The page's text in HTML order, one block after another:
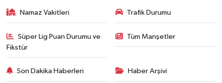
Namaz Vakitleri Trafik Durumu
Süper Lig Puan Durumu ve
Fikstür
Tüm Manşetler
Son Dakika Haberleri Haber Arşivi